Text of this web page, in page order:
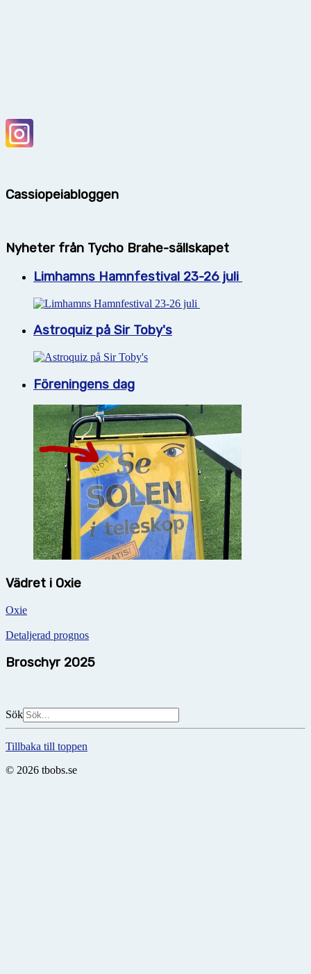
Cassiopeiabloggen
Nyheter från Tycho Brahe-sällskapet
Limhamns Hamnfestival 23-26 juli
Astroquiz på Sir Toby's
Föreningens dag
Vädret i Oxie
Oxie
Detaljerad prognos
Broschyr 2025
Sök
Tillbaka till toppen
© 2026 tbobs.se